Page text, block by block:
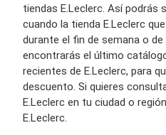
tiendas E.Leclerc. Así podrás
cuando la tienda E.Leclerc
durante el fin de semana o
encontrarás el último
recientes de E.Leclerc, para
descuento. Si quieres
E.Leclerc en tu ciudad o
E.Leclerc.